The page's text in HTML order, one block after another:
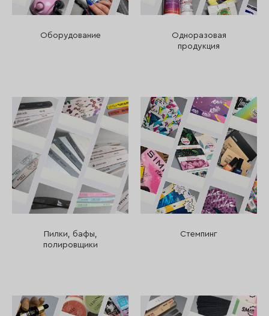
Оборудование
Одноразовая
продукция
Пилки, бафы,
полировщики
Стемпинг